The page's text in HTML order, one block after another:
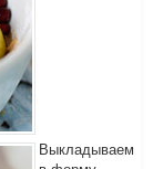
Выкладываем